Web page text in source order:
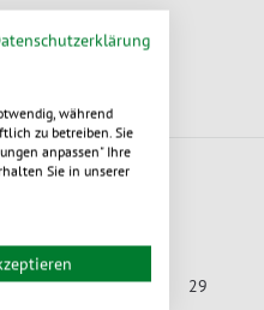
weißlich 29
während
zu betreiben. Sie
anpassen" Ihre
Sie in unserer